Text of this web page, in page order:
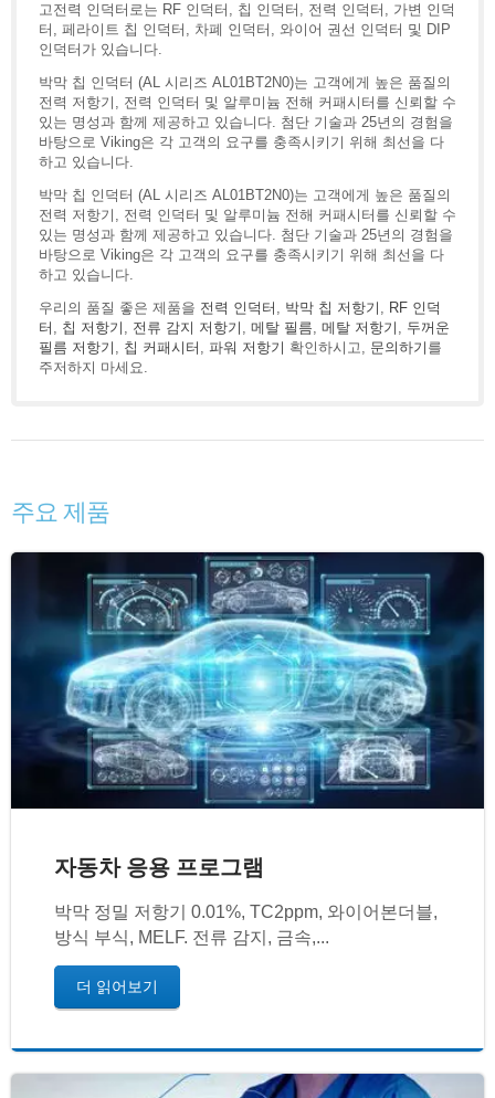
고전력 인덕터로는 RF 인덕터, 칩 인덕터, 전력 인덕터, 가변 인덕
터, 페라이트 칩 인덕터, 차폐 인덕터, 와이어 권선 인덕터 및 DIP
인덕터가 있습니다.
박막 칩 인덕터 (AL 시리즈 AL01BT2N0)는 고객에게 높은 품질의
전력 저항기, 전력 인덕터 및 알루미늄 전해 커패시터를 신뢰할 수
있는 명성과 함께 제공하고 있습니다. 첨단 기술과 25년의 경험을
바탕으로 Viking은 각 고객의 요구를 충족시키기 위해 최선을 다
하고 있습니다.
박막 칩 인덕터 (AL 시리즈 AL01BT2N0)는 고객에게 높은 품질의
전력 저항기, 전력 인덕터 및 알루미늄 전해 커패시터를 신뢰할 수
있는 명성과 함께 제공하고 있습니다. 첨단 기술과 25년의 경험을
바탕으로 Viking은 각 고객의 요구를 충족시키기 위해 최선을 다
하고 있습니다.
우리의 품질 좋은 제품을 전력 인덕터 , 박막 칩 저항기 , RF 인덕
터 , 칩 저항기 , 전류 감지 저항기 , 메탈 필름, 메탈 저항기 , 두꺼운
필름 저항기 , 칩 커패시터 , 파워 저항기 확인하시고, 문의하기 를
주저하지 마세요.
주요 제품
자동차 응용 프로그램
박막 정밀 저항기 0.01%, TC2ppm, 와이어본더블,
방식 부식, MELF. 전류 감지, 금속,...
더 읽어보기